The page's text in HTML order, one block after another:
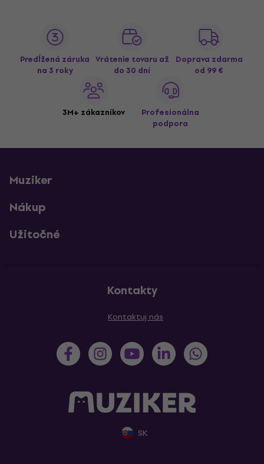
Predĺžená záruka
na 3 roky
Vrátenie tovaru až
do 30 dní
Doprava zdarma
od 99 €
3M+ zákazníkov
Profesionálna
podpora
Muziker
Nákup
Užitočné
Kontakty
Kontaktuj nás
SK